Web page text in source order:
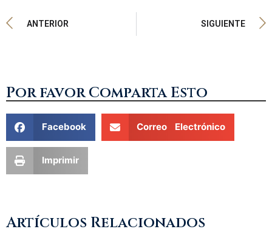
ANTERIOR SIGUIENTE
Por favor Comparta Esto
Facebook Correo Electrónico
Imprimir
Artículos Relacionados